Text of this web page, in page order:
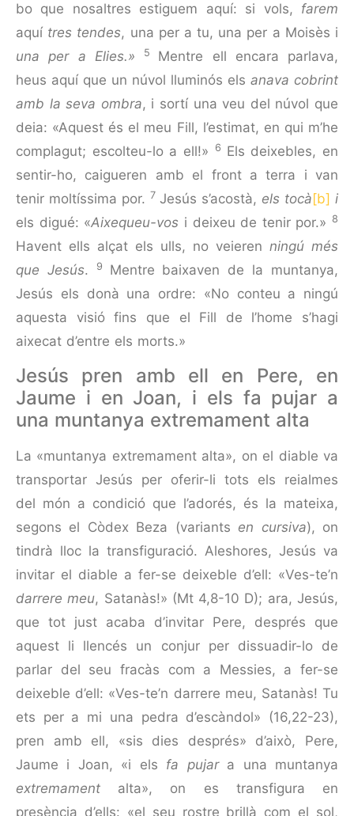
bo que nosaltres esti­guem aquí: si vols, farem
aquí tres tendes, una per a tu, una per a Moisès i
una per a Elies.»
5 Mentre ell encara parlava,
heus aquí que un núvol lluminós els anava cobrint
amb la seva ombra, i sortí una veu del núvol que
deia: «Aquest és el meu Fill, l’estimat, en qui m’he
complagut; escolteu-lo a ell!»
6 Els deixebles, en
sentir-ho, caigueren amb el front a terra i van
tenir moltíssima por. 7 Jesús s’acostà, els tocà [b] i
els digué: «Aixequeu-vos i deixeu de tenir por.» 8
Havent ells alçat els ulls, no veieren ningú més
que Jesús. 9 Mentre baixaven de la muntanya,
Jesús els donà una ordre: «No conteu a ningú
aquesta visió fins que el Fill de l’home s’hagi
aixecat d’entre els morts.»
Jesús pren amb ell en Pere, en
Jaume i en Joan, i els fa pujar a
una muntanya extremament alta
La «muntanya extremament alta», on el diable va
transportar Jesús per oferir-li tots els reialmes
del món a condició que l’adorés, és la mateixa,
segons el Còdex Beza (variants en cursiva), on
tindrà lloc la trans­figuració. Aleshores, Jesús va
invitar el diable a fer-se deixe­ble d’ell: «Ves-te’n
darrere meu, Satanàs!» (Mt 4,8-10 D); ara, Jesús,
que tot just acaba d’invitar Pere, després que
aquest li llencés un conjur per dissuadir-lo de
parlar del seu fracàs com a Messies, a fer-se
deixeble d’ell: «Ves-te’n darrere meu, Satanàs! Tu
ets per a mi una pedra d’escàndol» (16,22-23),
pren amb ell, «sis dies després» d’això, Pere,
Jaume i Joan, «i els fa pujara una muntanya
extremament alta», on es transfigura en
presència d’ells: «el seu rostre brillà com el sol,